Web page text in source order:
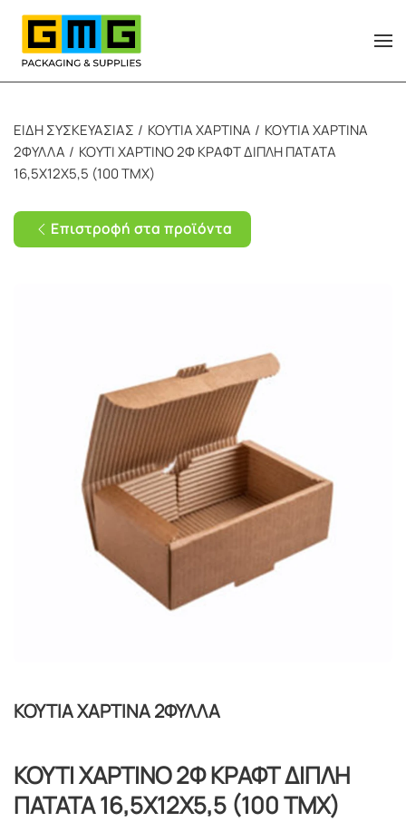
Skip to main content
ΕΙΔΗ ΣΥΣΚΕΥΑΣΙΑΣ ΚΟΥΤΙΑ ΧΑΡΤΙΝΑ
ΚΟΥΤΙΑ ΧΑΡΤΙΝΑ
2ΦΥΛΛΑ
ΚΟΥΤΙ ΧΑΡΤΙΝΟ 2Φ ΚΡΑΦΤ ΔΙΠΛΗ ΠΑΤΑΤΑ
16,5Χ12Χ5,5 (100 ΤΜΧ)
Επιστροφή στα προϊόντα
ΚΟΥΤΙΑ ΧΑΡΤΙΝΑ 2ΦΥΛΛΑ
ΚΟΥΤΙ ΧΑΡΤΙΝΟ 2Φ ΚΡΑΦΤ ΔΙΠΛΗ
ΠΑΤΑΤΑ 16,5Χ12Χ5,5 (100 ΤΜΧ)